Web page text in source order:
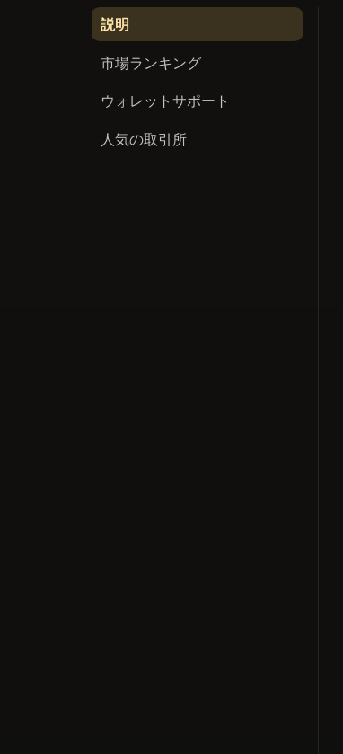
説明
市場ランキング
ウォレットサポート
人気の取引所